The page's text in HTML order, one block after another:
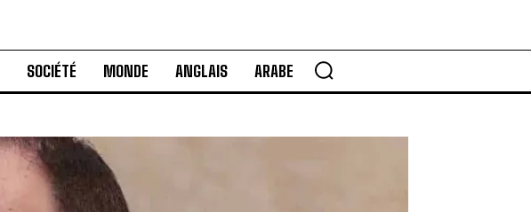
SOCIÉTÉ MONDE ANGLAIS ARABE